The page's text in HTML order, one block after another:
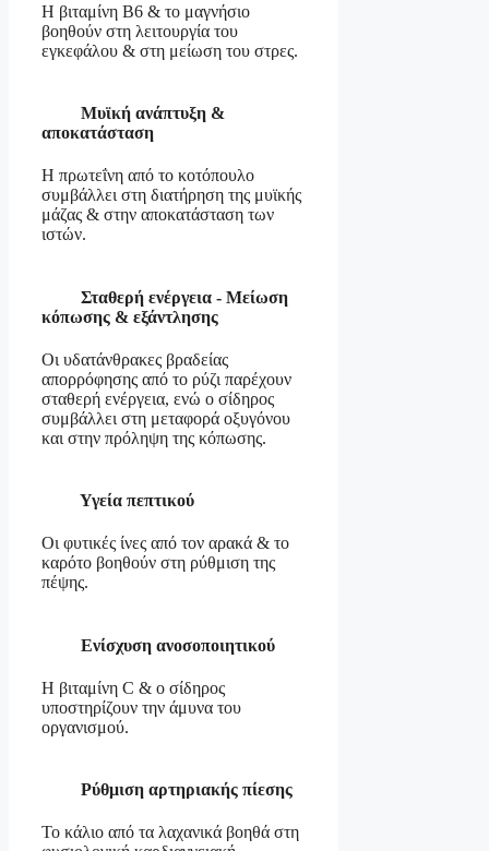
Η βιταμίνη Β6 & το μαγνήσιο
βοηθούν στη λειτουργία του
εγκεφάλου & στη μείωση του στρες.
Μυϊκή ανάπτυξη &
αποκατάσταση
Η πρωτεΐνη από το κοτόπουλο
συμβάλλει στη διατήρηση της μυϊκής
μάζας & στην αποκατάσταση των
ιστών.
Σταθερή ενέργεια - Μείωση
κόπωσης & εξάντλησης
Οι υδατάνθρακες βραδείας
απορρόφησης από το ρύζι παρέχουν
σταθερή ενέργεια, ενώ ο σίδηρος
συμβάλλει στη μεταφορά οξυγόνου
και στην πρόληψη της κόπωσης.
Υγεία πεπτικού
Οι φυτικές ίνες από τον αρακά & το
καρότο βοηθούν στη ρύθμιση της
πέψης.
Ενίσχυση ανοσοποιητικού
Η βιταμίνη C & ο σίδηρος
υποστηρίζουν την άμυνα του
οργανισμού.
Ρύθμιση αρτηριακής πίεσης
Το κάλιο από τα λαχανικά βοηθά στη